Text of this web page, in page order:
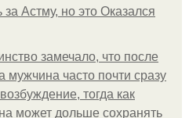
за Астму, но это Оказался
замечало, что после
мужчина часто почти сразу
тогда как
может дольше сохранять